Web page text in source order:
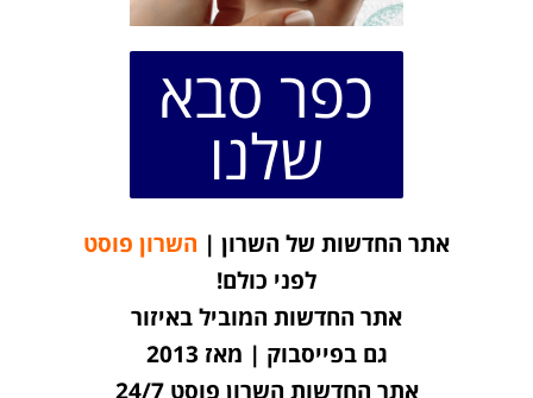
כפר סבא
שלנו
אתר החדשות של השרון | השרון פוסט
לפני כולם!
אתר החדשות המוביל באיזור
גם בפייסבוק | מאז 2013
אתר החדשות השרון פוסט 24/7